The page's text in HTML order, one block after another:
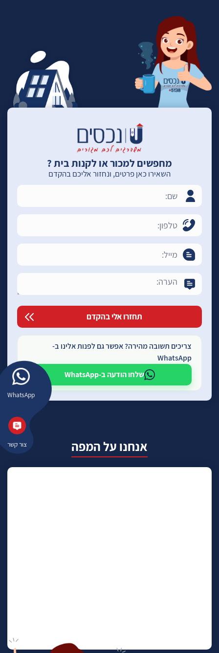
WhatsApp
צור קשר
מחפשים למכור או לקנות בית ?
השאירו כאן פרטים, ונחזור אליכם בהקדם
צריכים תשובה מהירה? אפשר גם לפנות אלינו ב-
WhatsApp
שלחו הודעה ב-WhatsApp
אנחנו על המפה